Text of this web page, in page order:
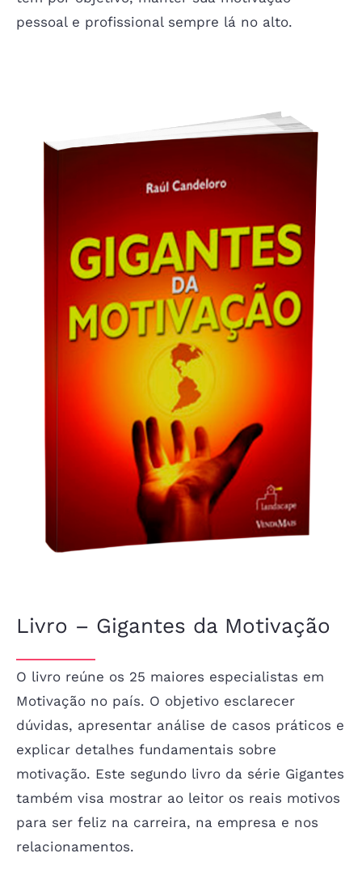
pessoal e profissional sempre lá no alto.
Livro – Gigantes da Motivação
O livro reúne os 25 maiores especialistas em
Motivação no país. O objetivo esclarecer
dúvidas, apresentar análise de casos práticos e
explicar detalhes fundamentais sobre
motivação. Este segundo livro da série Gigantes
também visa mostrar ao leitor os reais motivos
para ser feliz na carreira, na empresa e nos
relacionamentos.